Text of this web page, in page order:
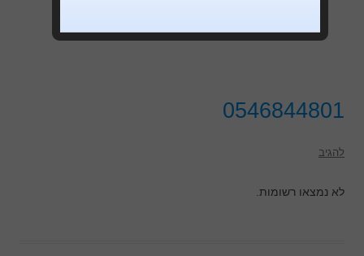
0546844801
להגיב
לא נמצאו רשומות.